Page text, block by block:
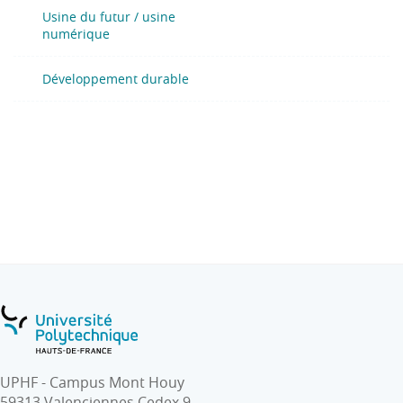
Usine du futur / usine
numérique
Développement durable
UPHF - Campus Mont Houy